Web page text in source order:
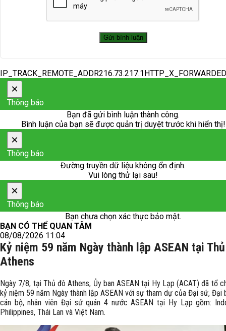
×
Thông báo
Bạn đã gửi bình luận thành công.
Bình luận của bạn sẽ được quản trị duyệt trước khi hiển thị!
×
Thông báo
Đường truyền dữ liệu không ổn định.
Vui lòng thử lại sau!
×
Thông báo
Bạn chưa chọn xác thực bảo mật.
BẠN CÓ THỂ QUAN TÂM
08/08/2026 11:04
Kỷ niệm 59 năm Ngày thành lập ASEAN tại
Athens
Ngày 7/8, tại Thủ đô Athens, Ủy ban ASEAN tại Hy Lạp (ACAT) đã tổ
kỷ niệm 59 năm Ngày thành lập ASEAN với sự tham dự của Đại sứ, Đại
cán bộ, nhân viên Đại sứ quán 4 nước ASEAN tại Hy Lạp gồm:
Philippines, Thái Lan và Việt Nam.